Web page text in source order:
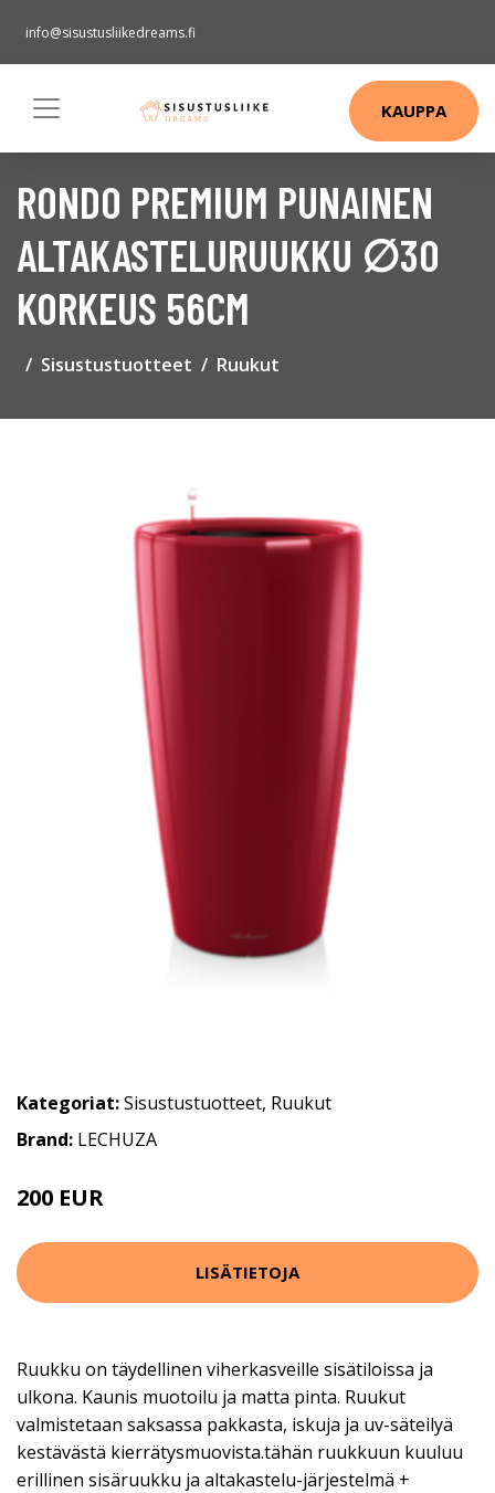
info@sisustusliikedreams.fi
KAUPPA
RONDO PREMIUM PUNAINEN
ALTAKASTELURUUKKU ∅30
KORKEUS 56CM
Sisustustuotteet Ruukut
Kategoriat:Sisustustuotteet, Ruukut
Brand: LECHUZA
200 EUR
LISÄTIETOJA
Ruukku on täydellinen viherkasveille sisätiloissa ja
ulkona. Kaunis muotoilu ja matta pinta. Ruukut
valmistetaan saksassa pakkasta, iskuja ja uv-säteilyä
kestävästä kierrätysmuovista.tähän ruukkuun kuuluu
erillinen sisäruukku ja altakastelu-järjestelmä +